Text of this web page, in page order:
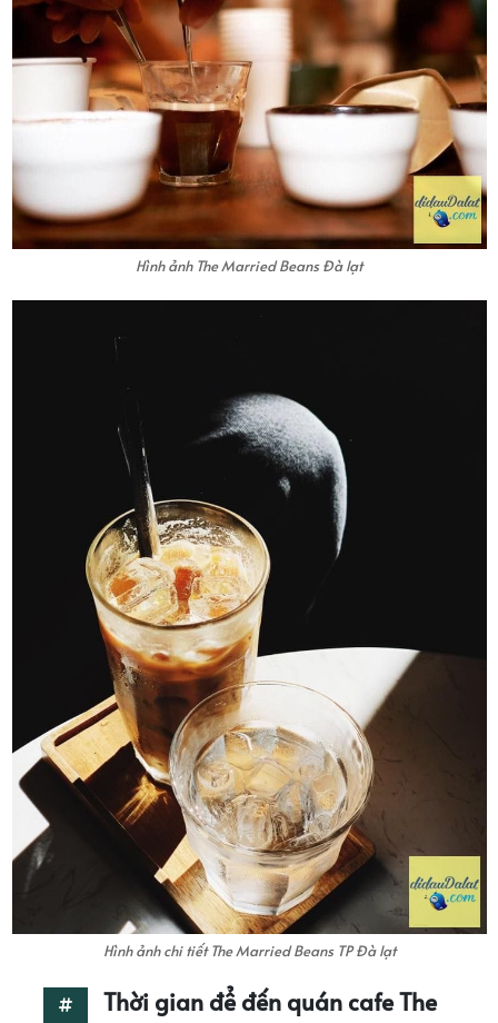
Hình ảnh The Married Beans Đà lạt
Hình ảnh chi tiết The Married Beans TP Đà lạt
Thời gian để đến quán cafe The